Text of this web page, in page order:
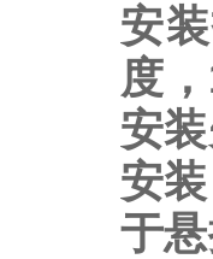
安
度
安
安
于